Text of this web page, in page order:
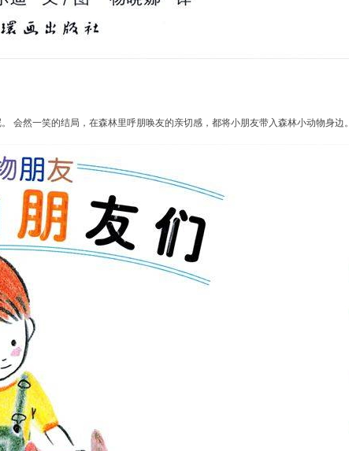
会然一笑的结局，在森林里呼朋唤友的亲切感，都将小朋友带入森林小动物身边。